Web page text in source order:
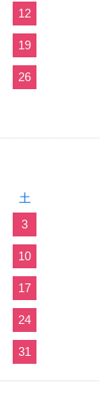
12
19
26
土
3
10
17
24
31